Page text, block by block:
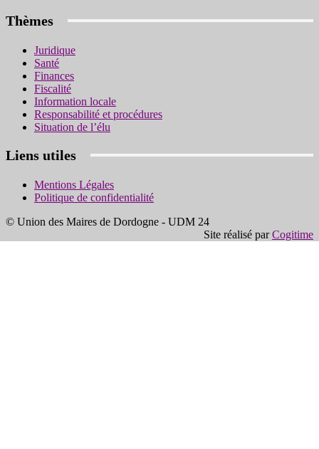
Thèmes
Juridique
Santé
Finances
Fiscalité
Information locale
Responsabilité et procédures
Situation de l’élu
Liens utiles
Mentions Légales
Politique de confidentialité
© Union des Maires de Dordogne - UDM 24
Site réalisé parCogitime